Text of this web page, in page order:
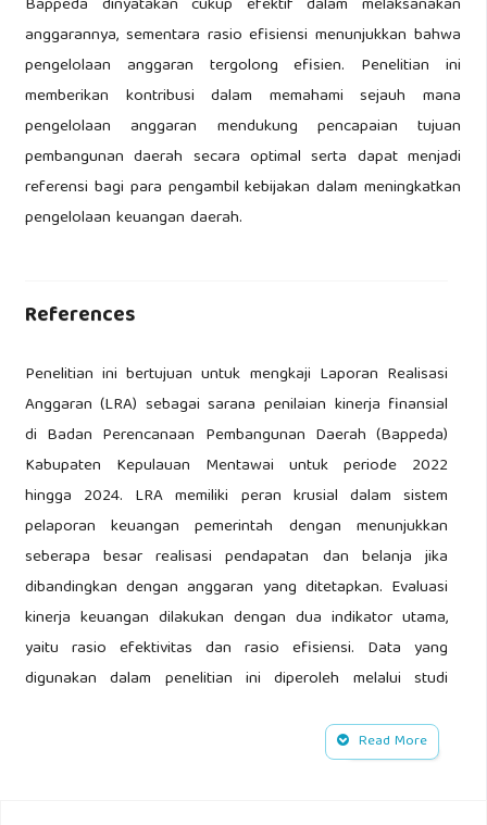
Bappeda dinyatakan cukup efektif dalam melaksanakan
anggarannya, sementara rasio efisiensi menunjukkan bahwa
pengelolaan anggaran tergolong efisien. Penelitian ini
memberikan kontribusi dalam memahami sejauh mana
pengelolaan anggaran mendukung pencapaian tujuan
pembangunan daerah secara optimal serta dapat menjadi
referensi bagi para pengambil kebijakan dalam meningkatkan
pengelolaan keuangan daerah.
References
Penelitian ini bertujuan untuk mengkaji Laporan Realisasi
Anggaran (LRA) sebagai sarana penilaian kinerja finansial
di Badan Perencanaan Pembangunan Daerah (Bappeda)
Kabupaten Kepulauan Mentawai untuk periode 2022
hingga 2024. LRA memiliki peran krusial dalam sistem
pelaporan keuangan pemerintah dengan menunjukkan
seberapa besar realisasi pendapatan dan belanja jika
dibandingkan dengan anggaran yang ditetapkan. Evaluasi
kinerja keuangan dilakukan dengan dua indikator utama,
yaitu rasio efektivitas dan rasio efisiensi. Data yang
digunakan dalam penelitian ini diperoleh melalui studi
keuangan Bappeda dari tahun 2022 sampai 2024. Metode
Read More